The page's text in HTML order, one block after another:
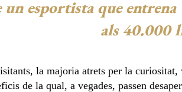
esportista que entrena
als 40.000
la majoria atrets per la
de la qual, a vegades, passen